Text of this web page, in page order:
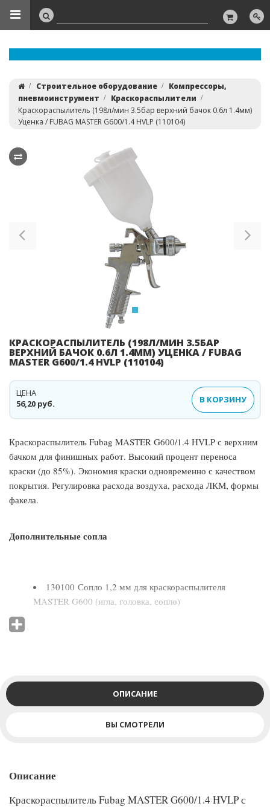
Строительное оборудование
Компрессоры,
пневмоинструмент
Краскораспылители
Краскораспылитель (198л/мин 3.5бар верхний бачок 0.6л 1.4мм)
Уценка / FUBAG MASTER G600/1.4 HVLP (110104)
КРАСКОРАСПЫЛИТЕЛЬ (198Л/МИН 3.5БАР
ВЕРХНИЙ БАЧОК 0.6Л 1.4ММ) УЦЕНКА / FUBAG
MASTER G600/1.4 HVLP (110104)
56,20 руб.
ЦЕНА
В КОРЗИНУ
Краскораспылитель Fubag MASTER G600/1.4 HVLP с верхним
бачком для финишных работ. Высокий процент переноса
краски (до 85%). Экономия краски одновременно с качеством
покрытия. Регулировка расхода воздуха, расхода ЛКМ, формы
факела.
Дополнительные сопла
130100 Сопло 1,2 мм для краскораспылителя
MASTER G600 (игла, головка, сопло)
MASTER G600 (игла, головка, сопло)
ОПИСАНИЕ
ВЫ СМОТРЕЛИ
Описание
Краскораспылитель Fubag MASTER G600/1.4 HVLP с